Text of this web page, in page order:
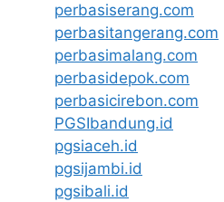
perbasiserang.com
perbasitangerang.com
perbasimalang.com
perbasidepok.com
perbasicirebon.com
PGSIbandung.id
pgsiaceh.id
pgsijambi.id
pgsibali.id